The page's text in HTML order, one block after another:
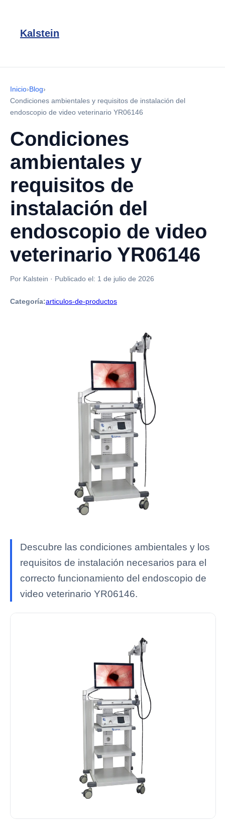
Kalstein
Inicio›Blog›
Condiciones ambientales y requisitos de instalación del
endoscopio de video veterinario YR06146
Condiciones
ambientales y
requisitos de
instalación del
endoscopio de video
veterinario YR06146
Por Kalstein · Publicado el: 1 de julio de 2026
Categoría:articulos-de-productos
Descubre las condiciones ambientales y los
requisitos de instalación necesarios para el
correcto funcionamiento del endoscopio de
video veterinario YR06146.